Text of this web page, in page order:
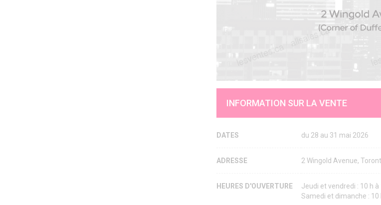
INFORMATION SUR LA VENTE
DATES du 28 au 31 mai 2026
ADRESSE 2 Wingold Avenue,
HEURES D'OUVERTURE
Jeudi et vendredi : 10 h à
Samedi et dimanche : 10